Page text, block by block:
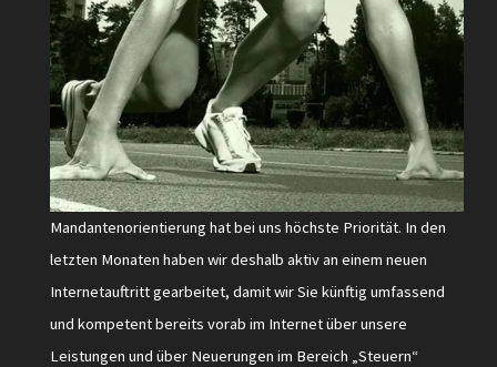
Mandantenorientierung hat bei uns höchste Priorität. In den
letzten Monaten haben wir deshalb aktiv an einem neuen
Internetauftritt gearbeitet, damit wir Sie künftig umfassend
und kompetent bereits vorab im Internet über unsere
Leistungen und über Neuerungen im Bereich „Steuern“